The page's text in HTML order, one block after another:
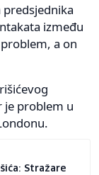
između
a on
je problem u
Stražare